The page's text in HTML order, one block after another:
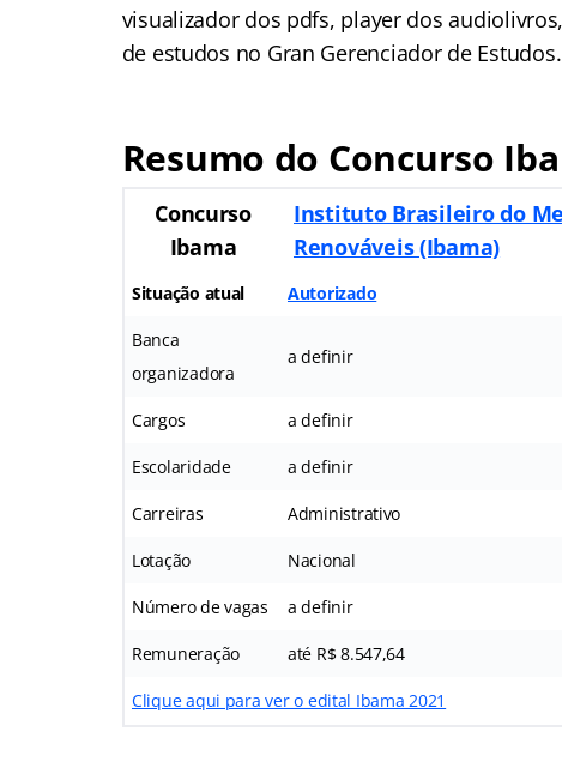
visualizador dos pdfs, player dos
de estudos no Gran Gerenciador de Estudos.
Resumo do Concurso
Concurso
Ibama
Instituto Brasileiro do
Renováveis (Ibama)
Situação atual Autorizado
Banca
organizadora
a definir
Cargos a definir
Escolaridade a definir
Carreiras Administrativo
Lotação Nacional
Número de vagas a definir
Remuneração até R$ 8.547,64
Clique aqui para ver o edital Ibama 2021